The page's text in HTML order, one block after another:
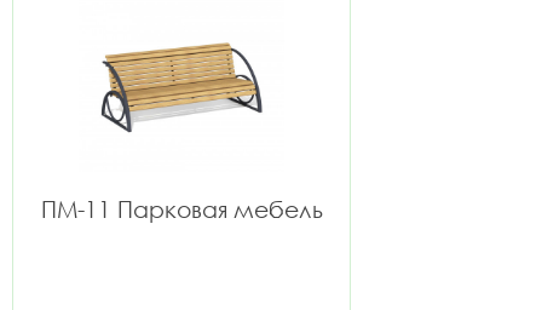
ПМ-11 Парковая мебель